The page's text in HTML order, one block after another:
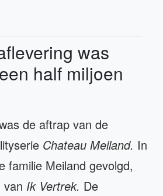
was
half miljoen
de aftrap van de
Chateau Meiland. In
familie Meiland gevolgd,
van Ik Vertrek. De